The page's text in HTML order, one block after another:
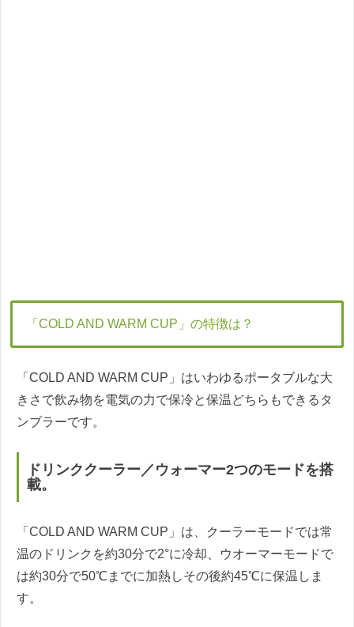
「COLD AND WARM CUP」の特徴は？
「COLD AND WARM CUP」はいわゆるポータブルな大
きさで飲み物を電気の力で保冷と保温どちらもできるタ
ンブラーです。
ドリンククーラー／ウォーマー2つのモードを搭
載。
「COLD AND WARM CUP」は、クーラーモードでは常
温のドリンクを約30分で2°に冷却、ウオーマーモードで
は約30分で50℃までに加熱しその後約45℃に保温しま
す。